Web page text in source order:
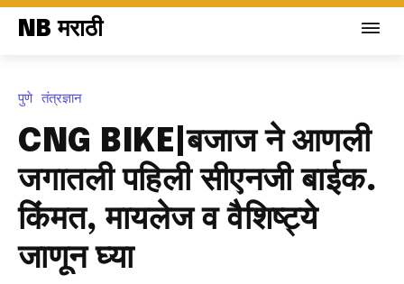
NB मराठी
पुणे तंत्रज्ञान
CNG BIKE|बजाज ने आणली
जगातली पहिली सीएनजी बाईक.
किंमत, मायलेज व वैशिष्ट्ये
जाणून घ्या